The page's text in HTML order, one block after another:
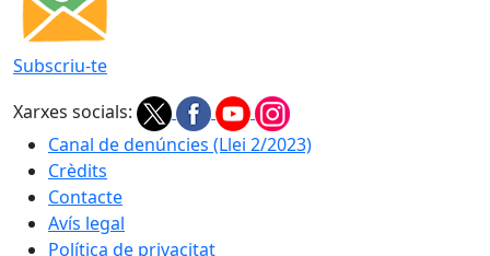
Subscriu-te
Xarxes socials:
Canal de denúncies (Llei 2/2023)
Crèdits
Contacte
Avís legal
Política de privacitat